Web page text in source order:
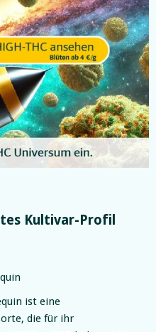
Kultivar-Profil
ist eine
die für ihr